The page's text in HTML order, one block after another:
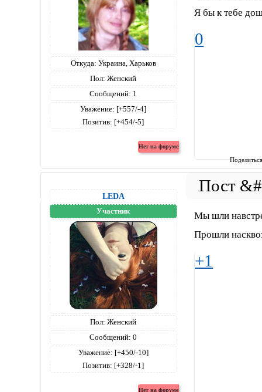
Откуда: Украина, Харьков
Пол: Женский
Сообщений: 1
Уважение: [+557/-4]
Позитив: [+454/-5]
Я бы к тебе
0
LEDA
Участник
Пол: Женский
Сообщений: 0
Уважение: [+450/-10]
Позитив: [+328/-1]
Мы шли
Прошли
+1